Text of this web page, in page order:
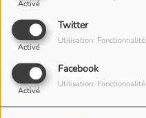
Activé
Twitter
Activé
Utilisation: Fonctionnalité
Facebook
Activé
Utilisation: Fonctionnalité